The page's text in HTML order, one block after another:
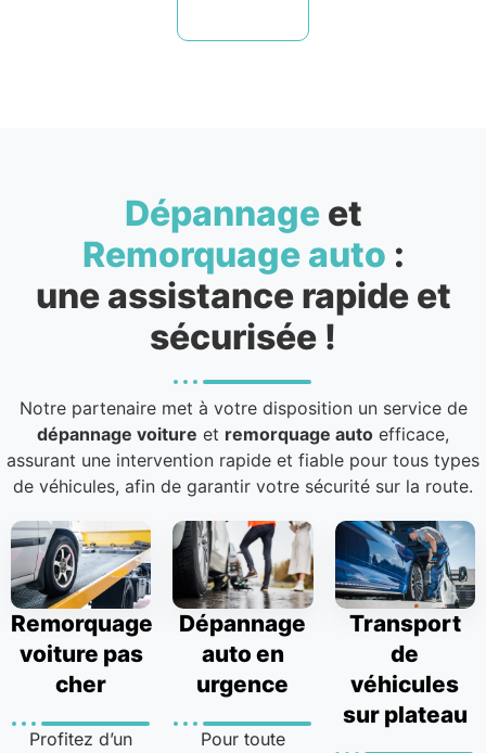
Dépannageet
Remorquage auto :
une assistance rapide et
sécurisée !
Notre partenaire met à votre disposition un service de
dépannage voiture et remorquage auto efficace,
assurant une intervention rapide et fiable pour tous types
de véhicules, afin de garantir votre sécurité sur la route.
Remorquage
voiture pas
cher
Profitez d’un
Dépannage
auto en
urgence
Pour toute
Transport
de
véhicules
sur plateau